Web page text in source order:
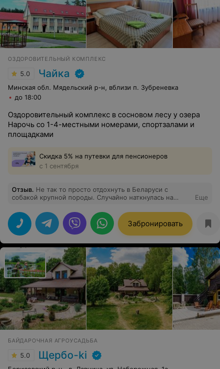
ОЗДОРОВИТЕЛЬНЫЙ КОМПЛЕКС
5.0 Чайка
Минская обл. Мядельский р-н, вблизи п. Зубреневка
до 18:00
Оздоровительный комплекс в сосновом лесу у озера
Нарочь со 1-4-местными номерами, спортзалами и
площадками
Скидка 5% на путевки для пенсионеров
с 1 сентября
Отзыв. Не так то просто отдохнуть в Беларуси с
собакой крупной породы. Случайно наткнулась на
собакой без проблем. Номер студио достаточно
большой и теплый. Нас все устроило. Питание выше
всяких похвал. Ирине Николаевне отдельное спасибо
за теплоту общения и вкусную еду. Природа шикарная,
а воздухом не возможно надышаться. Озеро в шаговой
доступности. Нам это место после шумного города
показалось раем.
Еще
Забронировать
БАЙДАРОЧНАЯ АГРОУСАДЬБА
5.0 Щербо-ki